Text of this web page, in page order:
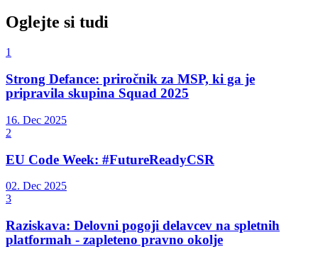
Oglejte si tudi
1
Strong Defance: priročnik za MSP, ki ga je
pripravila skupina Squad 2025
16. Dec 2025
2
EU Code Week: #FutureReadyCSR
02. Dec 2025
3
Raziskava: Delovni pogoji delavcev na spletnih
platformah - zapleteno pravno okolje